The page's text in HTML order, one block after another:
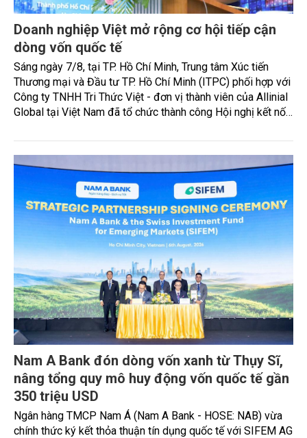
Doanh nghiệp Việt mở rộng cơ hội tiếp cận
dòng vốn quốc tế
Sáng ngày 7/8, tại TP. Hồ Chí Minh, Trung tâm Xúc tiến
Thương mại và Đầu tư TP. Hồ Chí Minh (ITPC) phối hợp với
Công ty TNHH Tri Thức Việt - đơn vị thành viên của Allinial
Global tại Việt Nam đã tổ chức thành công Hội nghị kết nối
Nam A Bank đón dòng vốn xanh từ Thụy Sĩ,
nâng tổng quy mô huy động vốn quốc tế gần
350 triệu USD
Ngân hàng TMCP Nam Á (Nam A Bank - HOSE: NAB) vừa
chính thức ký kết thỏa thuận tín dụng quốc tế với SIFEM AG